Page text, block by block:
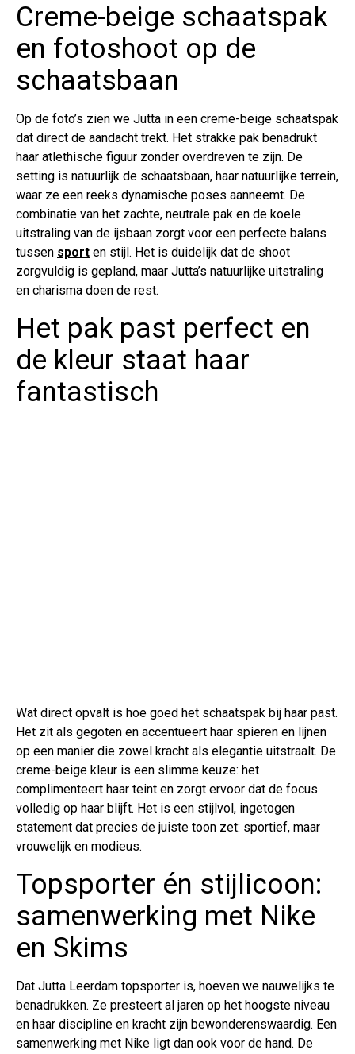
Creme-beige schaatspak
en fotoshoot op de
schaatsbaan
Op de foto’s zien we Jutta in een creme-beige schaatspak
dat direct de aandacht trekt. Het strakke pak benadrukt
haar atlethische figuur zonder overdreven te zijn. De
setting is natuurlijk de schaatsbaan, haar natuurlijke terrein,
waar ze een reeks dynamische poses aanneemt. De
combinatie van het zachte, neutrale pak en de koele
uitstraling van de ijsbaan zorgt voor een perfecte balans
tussen sport en stijl. Het is duidelijk dat de shoot
zorgvuldig is gepland, maar Jutta’s natuurlijke uitstraling
en charisma doen de rest.
Het pak past perfect en
de kleur staat haar
fantastisch
Wat direct opvalt is hoe goed het schaatspak bij haar past.
Het zit als gegoten en accentueert haar spieren en lijnen
op een manier die zowel kracht als elegantie uitstraalt. De
creme-beige kleur is een slimme keuze: het
complimenteert haar teint en zorgt ervoor dat de focus
volledig op haar blijft. Het is een stijlvol, ingetogen
statement dat precies de juiste toon zet: sportief, maar
vrouwelijk en modieus.
Topsporter én stijlicoon:
samenwerking met Nike
en Skims
Dat Jutta Leerdam topsporter is, hoeven we nauwelijks te
benadrukken. Ze presteert al jaren op het hoogste niveau
en haar discipline en kracht zijn bewonderenswaardig. Een
samenwerking met Nike ligt dan ook voor de hand. De